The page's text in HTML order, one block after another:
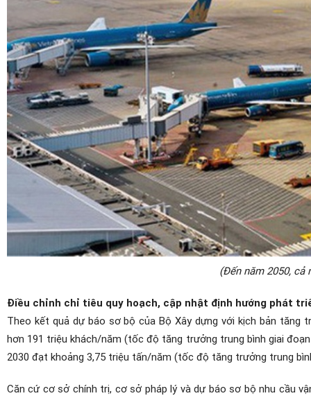
(Đến năm 2050, cả
Điều chỉnh chỉ tiêu quy hoạch, cập nhật định hướng phát
Theo kết quả dự báo sơ bộ của Bộ Xây dựng với kịch bản tăng
hơn 191 triệu khách/năm (tốc độ tăng trưởng trung bình giai
2030 đạt khoảng 3,75 triệu tấn/năm (tốc độ tăng trưởng trung
Căn cứ cơ sở chính trị, cơ sở pháp lý và dự báo sơ bộ nhu cầu